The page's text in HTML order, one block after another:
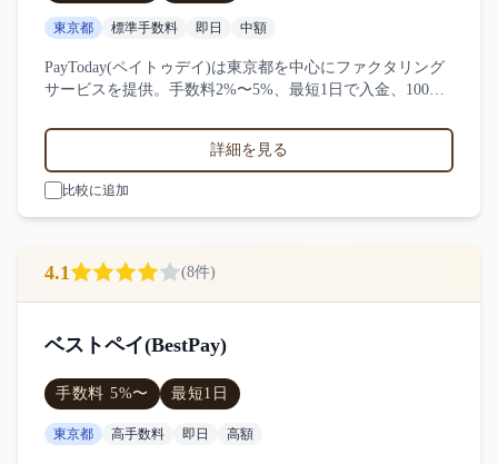
東京都 標準手数料 即日 中額
PayToday(ペイトゥデイ)は東京都を中心にファクタリング
サービスを提供。手数料2%〜5%、最短1日で入金、100万
など対応実績。8件の口コミ・評判からPayToday(ペイトゥ
デイ)の特徴を比較できます。
詳細を見る
比較に追加
4.1 (8件)
ベストペイ(BestPay)
手数料 5%〜 最短1日
東京都 高手数料 即日 高額